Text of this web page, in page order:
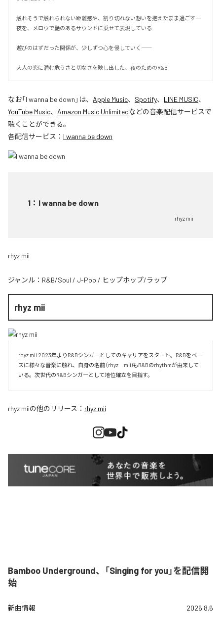
触れそうで触れられない距離感や、割り切れない想いを抱えたまま過ごす一
夜を、メロウで艶のあるサウンドに乗せて表現している
遊びのはずだった関係が、少しずつ心を侵していく――
大人の恋に潜む危うさと切なさを映し出した、夜のためのR&B
なお「I wanna be down 」は、 Apple Music、 Spotify、 LINE MUSIC、
YouTube Music、 Amazon Music Unlimitedなどの音楽配信サービスで
聴くことができる。
各配信サービス： I wanna be down
1 ： I wanna be down
rhyz mii
rhyz mii
ジャンル： R&B/Soul / J-Pop / ヒップホップ/ラップ
rhyz mii
rhyz mii 2023年よりR&Bシンガーとしてのキャリアをスタート。R&Bをベー
スに様々な音楽に触れ、自身の名前（rhyz　mii)もR&Bのrhythmが由来して
いる。次世代のR&Bシンガーとして地位確立を目指す。
rhyz miiの他のリリース： rhyz mii
Bamboo Underground、「Singing for you」を配信開
始
新曲情報 2026.8.6